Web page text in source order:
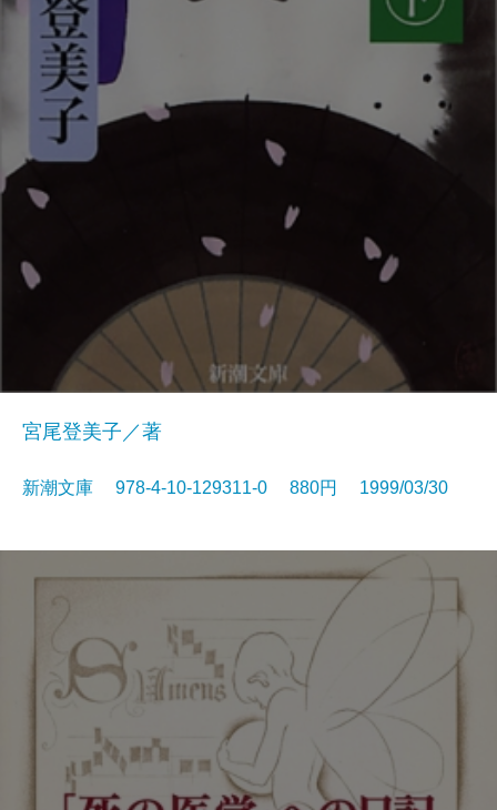
宮尾登美子／著
新潮文庫 978-4-10-129311-0 880円 1999/03/30